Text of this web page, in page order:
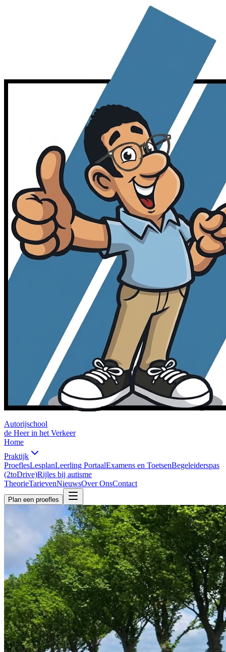
Autorijschool
de Heer in het Verkeer
Home
Praktijk
ProeflesLesplanLeerling PortaalExamens en ToetsenBegeleiderspas
(2toDrive)Rijles bij autisme
TheorieTarievenNieuwsOver OnsContact
Plan een proefles